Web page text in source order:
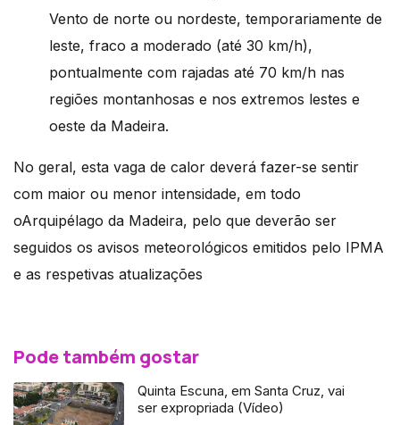
Vento de norte ou nordeste, temporariamente de
leste, fraco a moderado (até 30 km/h),
pontualmente com rajadas até 70 km/h nas
regiões montanhosas e nos extremos lestes e
oeste da Madeira.
No geral, esta vaga de calor deverá fazer-se sentir
com maior ou menor intensidade, em todo
oArquipélago da Madeira, pelo que deverão ser
seguidos os avisos meteorológicos emitidos pelo IPMA
e as respetivas atualizações
Pode também gostar
Quinta Escuna, em Santa Cruz, vai
ser expropriada (Vídeo)